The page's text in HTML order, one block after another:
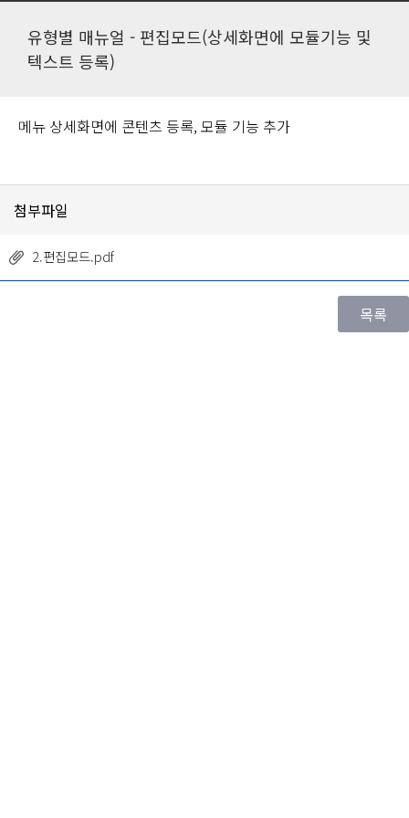
유형별 매뉴얼 - 편집모드(상세화면에 모듈기능 및
텍스트 등록)
메뉴 상세화면에 콘텐츠 등록, 모듈 기능 추가
첨부파일
2.편집모드.pdf